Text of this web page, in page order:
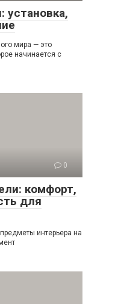
установка,
мира — это
начинается с
0
комфорт,
для
интерьера на